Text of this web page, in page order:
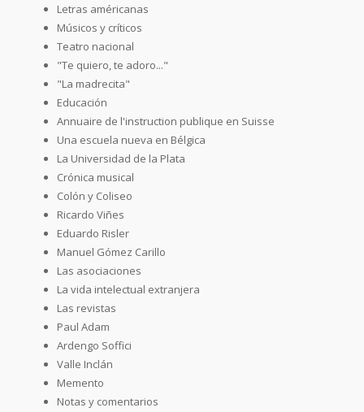
Letras américanas
Músicos y críticos
Teatro nacional
"Te quiero, te adoro..."
"La madrecita"
Educación
Annuaire de l'instruction publique en Suisse
Una escuela nueva en Bélgica
La Universidad de la Plata
Crónica musical
Colón y Coliseo
Ricardo Viñes
Eduardo Risler
Manuel Gómez Carillo
Las asociaciones
La vida intelectual extranjera
Las revistas
Paul Adam
Ardengo Soffici
Valle Inclán
Memento
Notas y comentarios